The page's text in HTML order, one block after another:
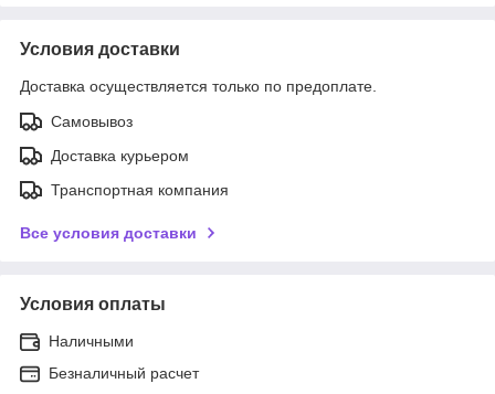
Условия доставки
Доставка осуществляется только по предоплате.
Самовывоз
Доставка курьером
Транспортная компания
Все условия доставки
Условия оплаты
Наличными
Безналичный расчет